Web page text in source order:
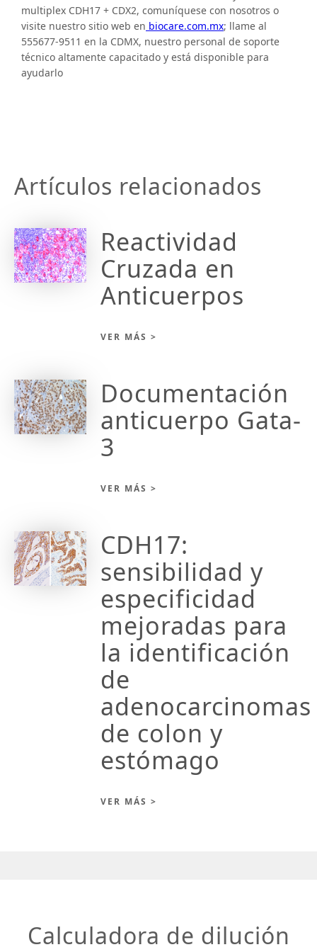
multiplex CDH17 + CDX2, comuníquese con nosotros o
visite nuestro sitio web en biocare.com.mx; llame al
555677-9511 en la CDMX, nuestro personal de soporte
técnico altamente capacitado y está disponible para
ayudarlo
Artículos relacionados
Reactividad
Cruzada en
Anticuerpos
VER MÁS >
Documentación
anticuerpo Gata-
3
VER MÁS >
CDH17:
sensibilidad y
especificidad
mejoradas para
la identificación
de
adenocarcinomas
de colon y
estómago
VER MÁS >
Calculadora de dilución